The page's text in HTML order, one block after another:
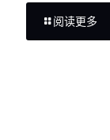
阅读更多